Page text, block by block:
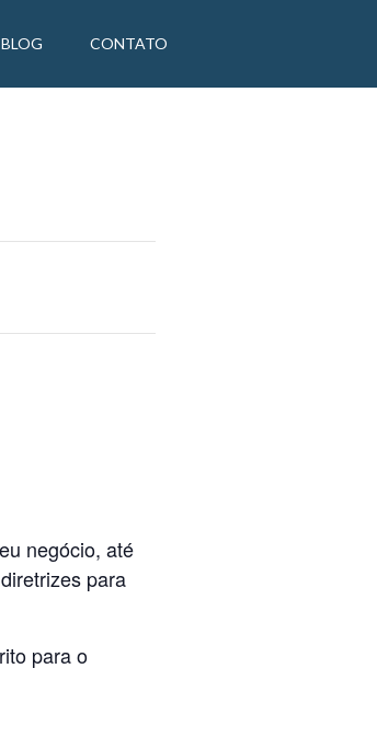
BLOG CONTATO
negócio, até
para
para o